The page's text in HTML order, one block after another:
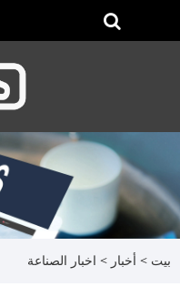
بيت > أخبار > اخبار الصناعة